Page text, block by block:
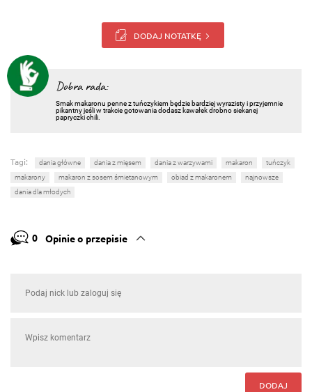
DODAJ NOTATKĘ
Dobra rada:
Smak makaronu penne z tuńczykiem będzie bardziej wyrazisty i przyjemnie
pikantny jeśli w trakcie gotowania dodasz kawałek drobno siekanej
papryczki chili.
Tagi: dania główne dania z mięsem dania z warzywami makaron
tuńczyk
makarony
makaron z sosem śmietanowym obiad z makaronem
najnowsze
dania dla młodych
0 Opinie o przepisie
DODAJ